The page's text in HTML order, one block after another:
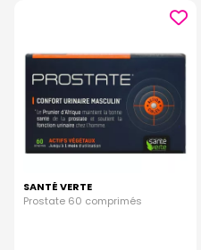
SANTÉ VERTE
Prostate 60 comprimés